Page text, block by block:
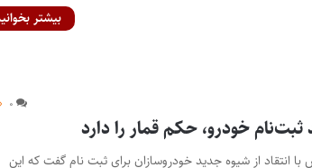
بیشتر
۰
خودرو، حکم قمار را دارد
انتقاد از شیوه جدید خودروسازان برای ثبت نام گفت که این